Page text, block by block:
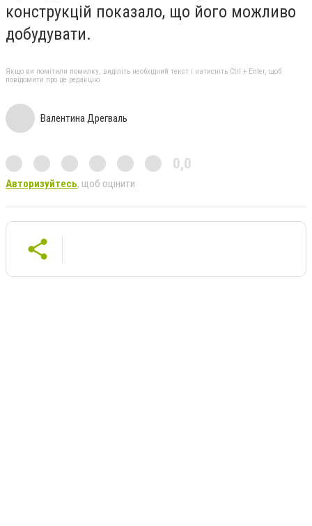
конструкцій показало, що його можливо
добудувати.
Якщо ви помітили помилку, виділіть необхідний текст і натисніть Ctrl + Enter, щоб
повідомити про це редакцію
Валентина Дрегваль
0,0
Авторизуйтесь, щоб оцінити